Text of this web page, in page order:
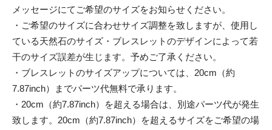
メッセージにてご希望のサイズをお知らせください。
・ご希望のサイズに合わせサイズ調整を致しますが、使用し
ている天然石のサイズ・ブレスレットのデザインによって若
干のサイズ誤差が生じます。予めご了承ください。
・ブレスレットのサイズアップについては、20cm（約
7.87inch）までパーツ代無料で承ります。
・20cm（約7.87inch）を超える場合は、別途パーツ代が発生
致します。20cm（約7.87inch）を超えるサイズをご希望の場